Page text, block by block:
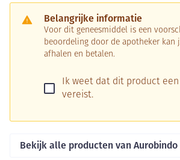
Belangrijke informatie
Voor dit geneesmiddel is een
beoordeling door de apotheker kan
afhalen en betalen.
Ik weet dat dit product
vereist.
Bekijk alle producten van Aurobindo